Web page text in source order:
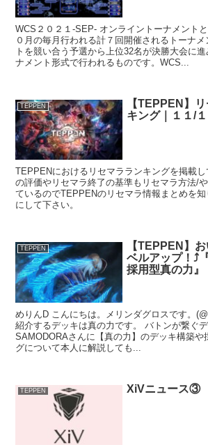
WCS２０２１-SEP- オンライントーナメント
０月の毎月行われる計７回開催されるトーナ
トを競い合う予選から上位32名が決勝大会に
ナメント形式で行われるものです。WCS...
TEPPEN
【TEPPEN】
キング｜１１/１
TEPPENにおけるリセマラランキングを掲載
の評価やリセマラ終了の基準もリセマラ方法/
ているのでTEPPENのリセマラ情報まとめを
にして下さい。
TEPPEN
【TEPPEN】
ベルアップ！⤴️
採用型真の力』
めりんD こんにちは。メリンダグロスです。
紹介するデッキは真の力です。 バトンが繋ぐデ
SAMODORAさんに【真の力】のデッキ構築や
グについて本人に解説しても...
TEPPEN XiVニュース③